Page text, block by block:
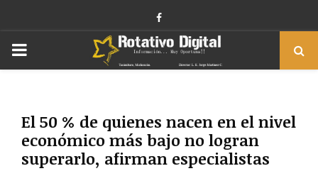
Facebook
PRIMARY
El 50 % de quienes nacen en el nivel
económico más bajo no logran
superarlo, afirman especialistas